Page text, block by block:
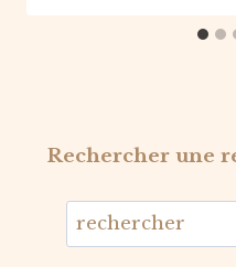
Rechercher une